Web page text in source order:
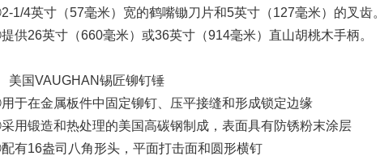
1/4英寸（57毫米）宽的鹤嘴锄刀片和5英寸（127毫米）的叉齿。
供26英寸（660毫米）或36英寸（914毫米）直山胡桃木手柄。
美国VAUGHAN锡匠铆钉锤
于在金属板件中固定铆钉、压平接缝和形成锁定边缘
用锻造和热处理的美国高碳钢制成，表面具有防锈粉末涂层
有16盎司八角形头，平面打击面和圆形横钉